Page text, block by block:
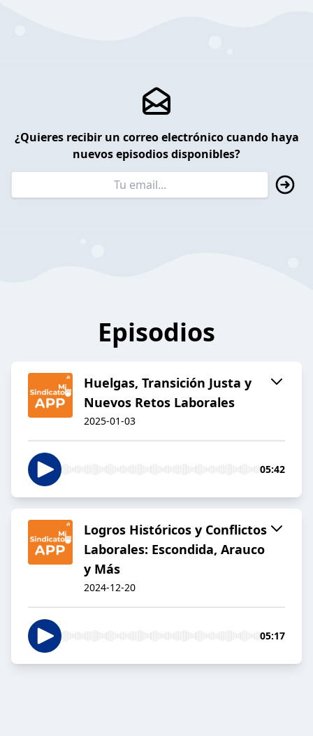
¿Quieres recibir un correo electrónico cuando haya
nuevos episodios disponibles?
Episodios
Huelgas, Transición Justa y
Nuevos Retos Laborales
2025-01-03
05:42
Logros Históricos y Conflictos
Laborales: Escondida, Arauco
y Más
2024-12-20
05:17